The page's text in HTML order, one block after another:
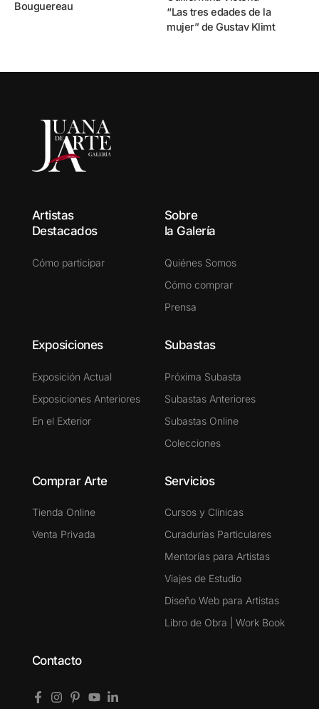
Bouguereau
“Las tres edades de la
mujer” de Gustav Klimt
Artistas
Destacados
Cómo participar
Sobre
la Galería
Quiénes Somos
Cómo comprar
Prensa
Exposiciones
Exposición Actual
Exposiciones Anteriores
En el Exterior
Subastas
Próxima Subasta
Subastas Anteriores
Subastas Online
Colecciones
Comprar Arte
Tienda Online
Venta Privada
Servicios
Cursos y Clínicas
Curadurías Particulares
Mentorías para Artistas
Viajes de Estudio
Diseño Web para Artistas
Libro de Obra | Work Book
Contacto